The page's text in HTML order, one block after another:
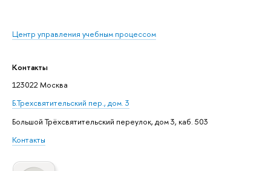
Центр управления учебным процессом
Контакты
123022 Москва
Б.Трехсвятительский пер., дом. 3
Большой Трёхсвятительский переулок, дом 3, каб. 503
Контакты